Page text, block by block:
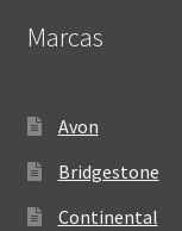
Marcas
Avon
Bridgestone
Continental